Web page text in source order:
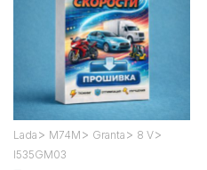
Lada > М74М > Granta > 8 V>
I535GM03